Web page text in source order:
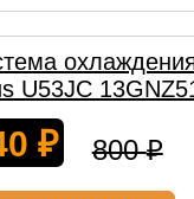
U53JC
₽ 800₽